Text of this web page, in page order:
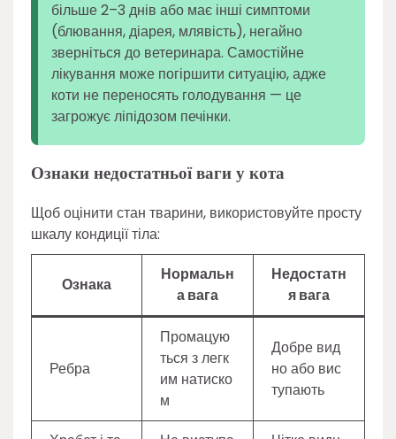
більше 2–3 днів або має інші симптоми
(блювання, діарея, млявість), негайно
зверніться до ветеринара. Самостійне
лікування може погіршити ситуацію, адже
коти не переносять голодування — це
загрожує ліпідозом печінки.
Ознаки недостатньої ваги у кота
Щоб оцінити стан тварини, використовуйте просту
шкалу кондиції тіла:
Ознака
Нормальн
а вага
Недостатн
я вага
Ребра
Промацую
ться з легк
им натиско
м
Добре вид
но або вис
тупають